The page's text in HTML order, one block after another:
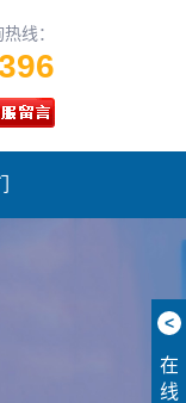
线：
<
在
线